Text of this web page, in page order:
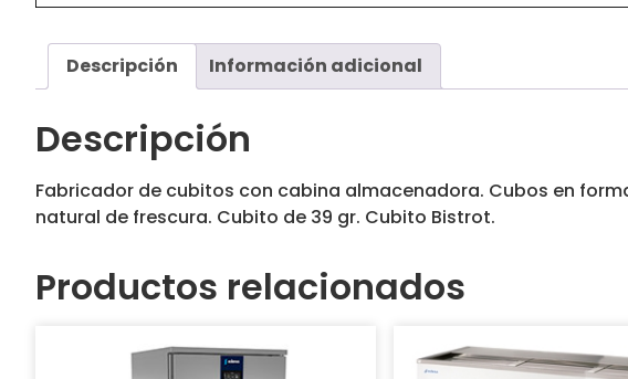
Descripción Información adicional
Descripción
Fabricador de cubitos con cabina almacenadora. Cubos en
natural de frescura. Cubito de 39 gr. Cubito Bistrot.
Productos relacionados